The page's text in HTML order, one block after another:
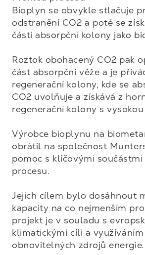
Bioplyn se obvykle stlačuje
odstranění CO2 a poté se
části absorpční kolony jako
Roztok obohacený CO2 pak
část absorpční věže a je
regenerační kolony, kde se
CO2 uvolňuje a získává z
regenerační kolony s
Výrobce bioplynu na
obrátil na společnost
pomoc s klíčovými součástmi
procesu.
Jejich cílem bylo dosáhnout
kapacity na co nejmenším
projekt je v souladu s
klimatickými cíli a využíváním
obnovitelných zdrojů energie.